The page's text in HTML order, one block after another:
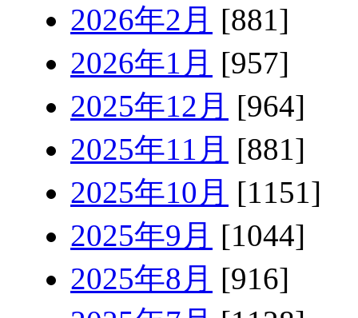
2026年2月 [881]
2026年1月 [957]
2025年12月 [964]
2025年11月 [881]
2025年10月 [1151]
2025年9月 [1044]
2025年8月 [916]